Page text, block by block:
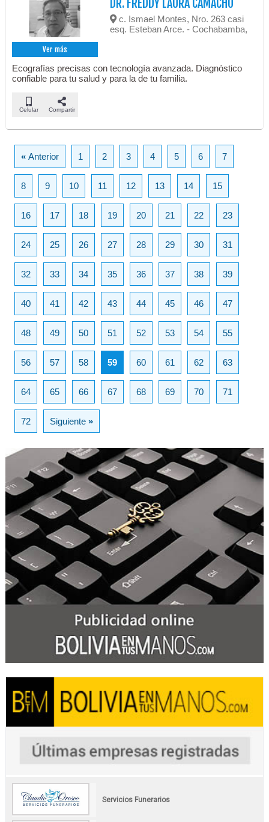
Ver más
DR. FREDDY LAURA CAMACHO
c. Ismael Montes, Nro. 263 casi
esq. Esteban Arce. - Cochabamba,
Ecografías precisas con tecnología avanzada. Diagnóstico
confiable para tu salud y para la de tu familia.
Celular Compartir
«Anterior 1 2 3 4 5 6 7
8 9 10 11 12 13 14 15
16 17 18 19 20 21 22 23
24 25 26 27 28 29 30 31
32 33 34 35 36 37 38 39
40 41 42 43 44 45 46 47
48 49 50 51 52 53 54 55
56 57 58 59 60 61 62 63
64 65 66 67 68 69 70 71
72 Siguiente»
Servicios Funerarios